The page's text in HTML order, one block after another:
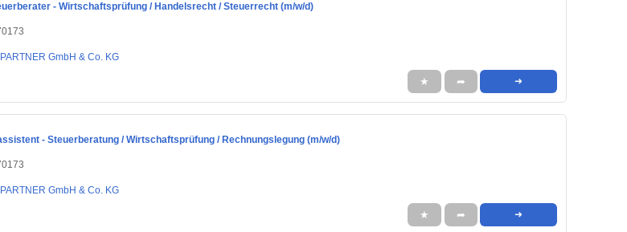
- Wirtschaftsprüfung / Handelsrecht / Steuerrecht (m/w/d)
GmbH & Co. KG
★ ➦ ➜
- Steuerberatung / Wirtschaftsprüfung / Rechnungslegung (m/w/d)
GmbH & Co. KG
★ ➦ ➜